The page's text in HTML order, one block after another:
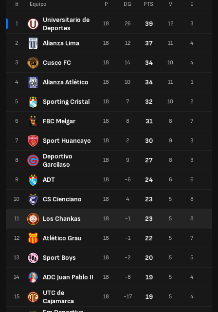
# Equipo
1
Universitario de
Deportes
2 Alianza Lima
3 Cusco FC
4 Alianza Atlético
5 Sporting Cristal
6 FBC Melgar
7 Sport Huancayo
8
Deportivo
Garcilaso
9 ADT
10 CS Cienciano
11 Los Chankas
12 Atlético Grau
13 Sport Boys
14 ADC Juan Pablo II
15
UTC de
Cajamarca
P DG PTS. V E
18 26 39 12 3 3
18 12 37 11 4 3
18 14 34 10 4 4
18 10 34 11 1 6
18 7 32 10 2 6
18 8 31 8 7 3
18 2 30 9 3 6
18 9 27 8 3 7
18 -6 24 6 6 6
18 4 23 5 8 5
18 -1 23 5 8 5
18 -1 22 5 7 6
18 -2 20 5 5 8
18 -8 19 5 4 9
18 -17 19 5 4 9